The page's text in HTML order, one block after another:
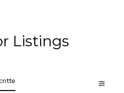
Listings